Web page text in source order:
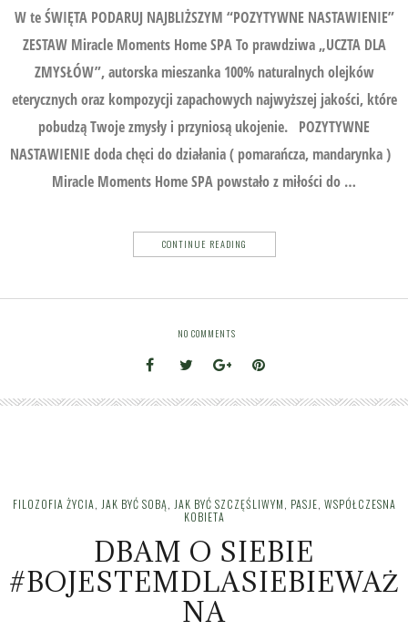
W te ŚWIĘTA PODARUJ NAJBLIŻSZYM “POZYTYWNE NASTAWIENIE”
ZESTAW Miracle Moments Home SPA To prawdziwa „UCZTA DLA
ZMYSŁÓW”, autorska mieszanka 100% naturalnych olejków
eterycznych oraz kompozycji zapachowych najwyższej jakości, które
pobudzą Twoje zmysły i przyniosą ukojenie. POZYTYWNE
NASTAWIENIE doda chęci do działania ( pomarańcza, mandarynka )
Miracle Moments Home SPA powstało z miłości do …
CONTINUE READING
NO COMMENTS
FILOZOFIA ŻYCIA, JAK BYĆ SOBĄ, JAK BYĆ SZCZĘŚLIWYM, PASJE, WSPÓŁCZESNA
KOBIETA
DBAM O SIEBIE
#BOJESTEMDLASIEBIEWAŻ
NA